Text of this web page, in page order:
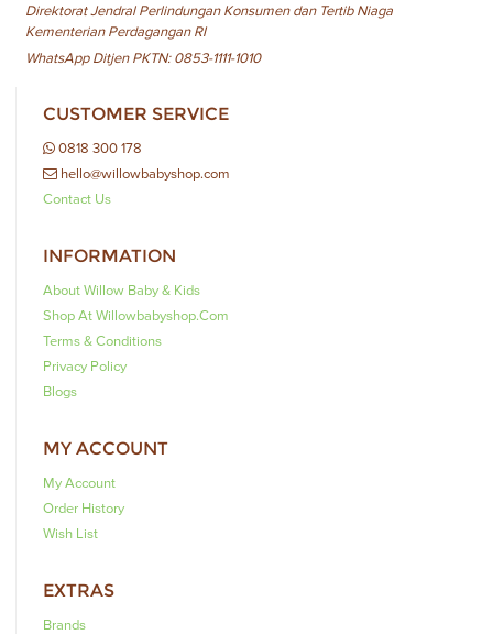
Direktorat Jendral Perlindungan Konsumen dan Tertib Niaga
Kementerian Perdagangan RI
WhatsApp Ditjen PKTN: 0853-1111-1010
CUSTOMER SERVICE
0818 300 178
hello@willowbabyshop.com
Contact Us
INFORMATION
About Willow Baby & Kids
Shop At Willowbabyshop.com
Terms & Conditions
Privacy Policy
Blogs
MY ACCOUNT
My Account
Order History
Wish List
EXTRAS
Brands